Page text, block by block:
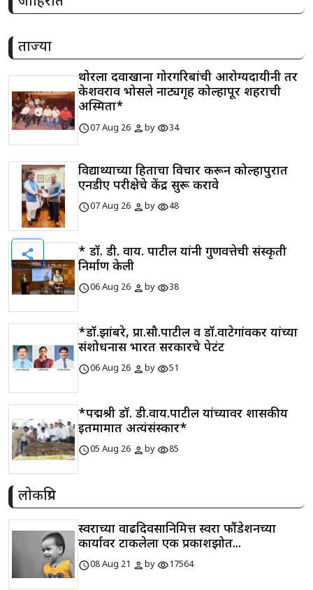
ताज्या
थोरला दवाखाना गोरगरिबांची आरोग्यदायीनी तर
केशवराव भोसले नाट्यगृह कोल्हापूर शहराची
अस्मिता*
schedule07 Aug 26 personbyvisibility34
विद्यार्थ्यांच्या हिताचा विचार करून कोल्हापुरात
एनडीए परीक्षेचे केंद्र सुरू करावे
schedule07 Aug 26 personbyvisibility48
* डॉ. डी. वाय. पाटील यांनी गुणवत्तेची संस्कृती
निर्माण केली
schedule06 Aug 26 personbyvisibility38
*डॉ.झांबरे, प्रा.सौ.पाटील व डॉ.वाटेगांवकर यांच्या
संशोधनास भारत सरकारचे पेटंट
schedule06 Aug 26 personbyvisibility51
*पद्मश्री डॉ. डी.वाय.पाटील यांच्यावर शासकीय
इतमामात अत्यंसंस्कार*
schedule05 Aug 26 personbyvisibility85
लोकप्रिय
स्वराच्या वाढदिवसानिमित्त स्वरा फौंडेशनच्या
कार्यावर टाकलेला एक प्रकाशझोत...
schedule08 Aug 21 personbyvisibility17564
share